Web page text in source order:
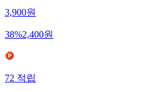
3,900원
38%2,400원
72적립